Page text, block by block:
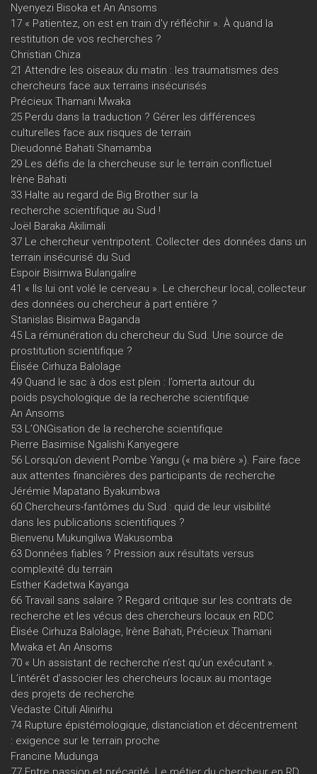
Nyenyezi Bisoka et An Ansoms
17 « Patientez, on est en train d'y réfléchir ». À quand la
restitution de vos recherches ?
Christian Chiza
21 Attendre les oiseaux du matin : les traumatismes des
chercheurs face aux terrains insécurisés
Précieux Thamani Mwaka
25 Perdu dans la traduction ? Gérer les différences
culturelles face aux risques de terrain
Dieudonné Bahati Shamamba
29 Les défis de la chercheuse sur le terrain conflictuel
Irène Bahati
33 Halte au regard de Big Brother sur la
recherche scientifique au Sud !
Joël Baraka Akilimali
37 Le chercheur ventripotent. Collecter des données dans un
terrain insécurisé du Sud
Espoir Bisimwa Bulangalire
41 « Ils lui ont volé le cerveau ». Le chercheur local, collecteur
des données ou chercheur à part entière ?
Stanislas Bisimwa Baganda
45 La rémunération du chercheur du Sud. Une source de
prostitution scientifique ?
Élisée Cirhuza Balolage
49 Quand le sac à dos est plein : l’omerta autour du
poids psychologique de la recherche scientifique
An Ansoms
53 L’ONGisation de la recherche scientifique
Pierre Basimise Ngalishi Kanyegere
56 Lorsqu’on devient Pombe Yangu (« ma bière »). Faire face
aux attentes financières des participants de recherche
Jérémie Mapatano Byakumbwa
60 Chercheurs-fantômes du Sud : quid de leur visibilité
dans les publications scientifiques ?
Bienvenu Mukungilwa Wakusomba
63 Données fiables ? Pression aux résultats versus
complexité du terrain
Esther Kadetwa Kayanga
66 Travail sans salaire ? Regard critique sur les contrats de
recherche et les vécus des chercheurs locaux en RDC
Élisée Cirhuza Balolage, Irène Bahati, Précieux Thamani
Mwaka et An Ansoms
70 « Un assistant de recherche n’est qu’un exécutant ».
L’intérêt d’associer les chercheurs locaux au montage
des projets de recherche
Vedaste Cituli Alinirhu
74 Rupture épistémologique, distanciation et décentrement
: exigence sur le terrain proche
Francine Mudunga